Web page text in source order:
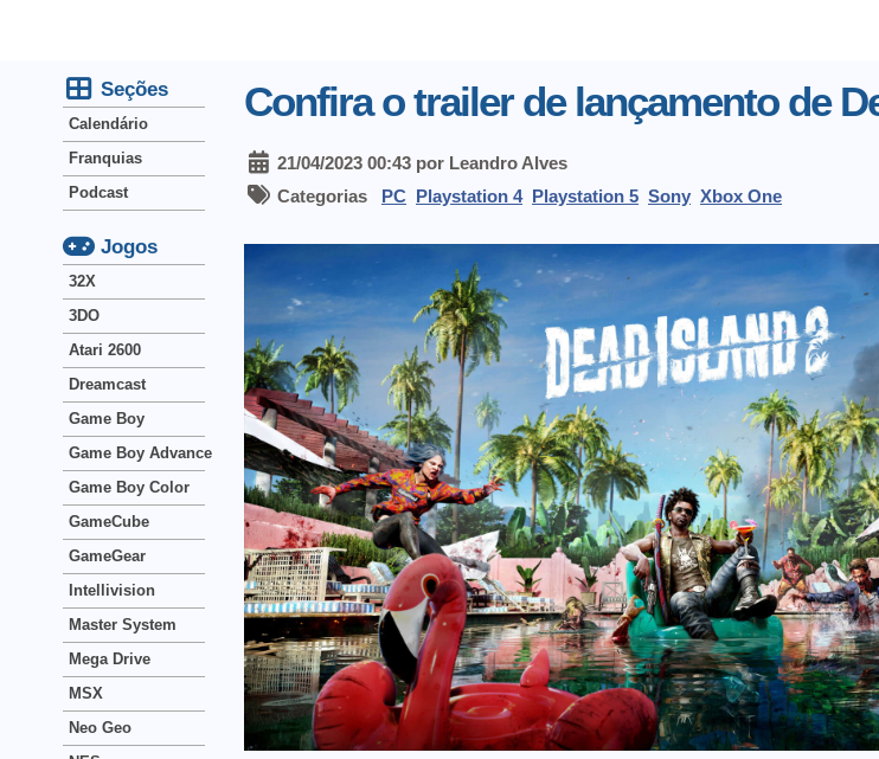
Confira o trailer de lançamento de
21/04/2023 00:43 por Leandro Alves
Categorias PC Playstation 4 Playstation 5 Sony Xbox One
Seções
Calendário
Franquias
Podcast
Jogos
32X
3DO
Atari 2600
Dreamcast
Game Boy
Game Boy Advance
Game Boy Color
GameCube
GameGear
Intellivision
Master System
Mega Drive
MSX
Neo Geo